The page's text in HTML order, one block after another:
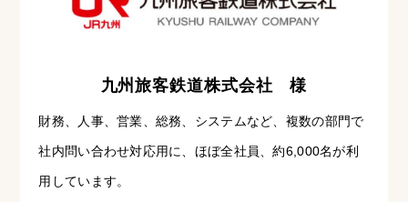
九州旅客鉄道株式会社 様
財務、人事、営業、総務、システムなど、複数の部門で
社内問い合わせ対応用に、ほぼ全社員、約6,000名が利
用しています。